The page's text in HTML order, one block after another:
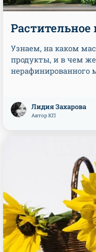
Растительное
Узнаем, на каком
продукты, и в чем
нерафинированного
Лидия Захарова
Автор КП